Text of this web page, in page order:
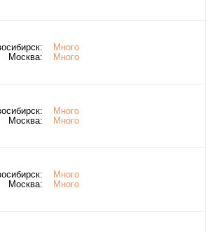
Много
Москва:
Много
Много
Москва:
Много
Много
Москва:
Много